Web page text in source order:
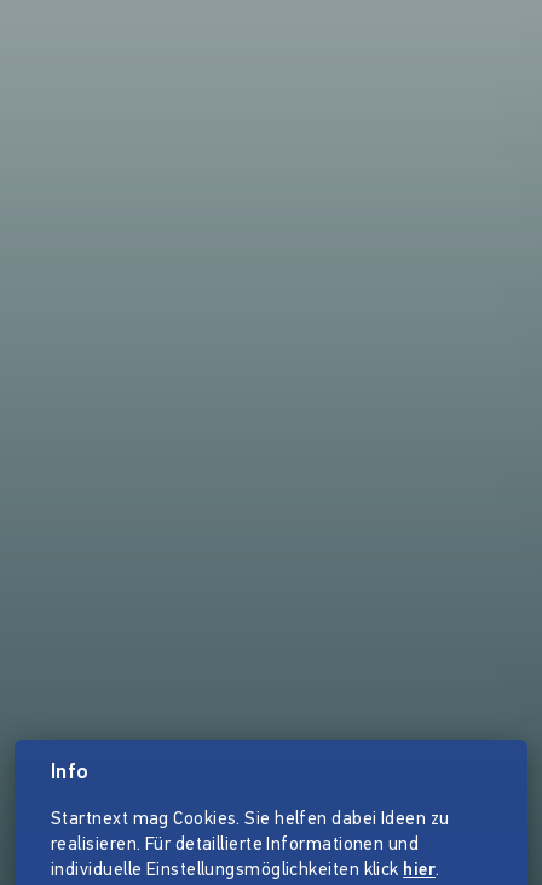
Info
Startnext mag Cookies. Sie helfen dabei Ideen zu
realisieren. Für detaillierte Informationen und
individuelle Einstellungsmöglichkeiten klick hier.